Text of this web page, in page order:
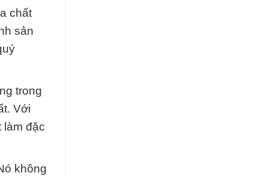
chất
sản
trong
Với
làm đặc
không